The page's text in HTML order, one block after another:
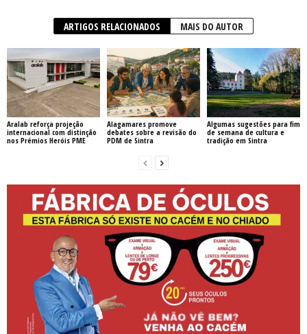
ARTIGOS RELACIONADOS MAIS DO AUTOR
Aralab reforça projeção
internacional com distinção
nos Prémios Heróis PME
Alagamares promove
debates sobre a revisão do
PDM de Sintra
Algumas sugestões para fim
de semana de cultura e
tradição em Sintra